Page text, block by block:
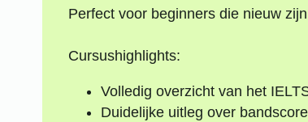
Perfect voor beginners die nieuw
Cursushighlights:
Volledig overzicht van het
Duidelijke uitleg over